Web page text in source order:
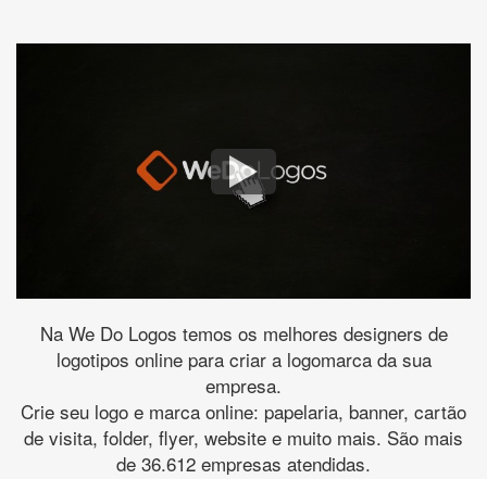
Na We Do Logos temos os melhores designers de
logotipos online para criar a logomarca da sua
empresa.
Crie seu logo e marca online: papelaria, banner, cartão
de visita, folder, flyer, website e muito mais. São mais
de 36.612 empresas atendidas.